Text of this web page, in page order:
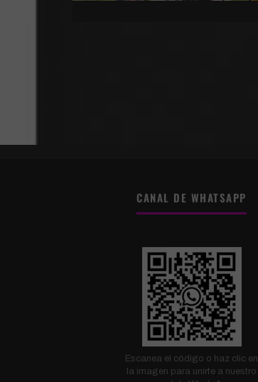
CANAL DE WHATSAPP
Escanea el código o haz clic en
la imagen para unirte a nuestro